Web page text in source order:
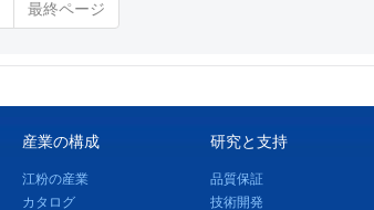
最終ページ
産業の構成
江粉の産業
カタログ
研究と支持
品質保証
技術開発